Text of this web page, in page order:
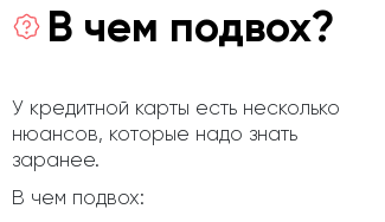
В чем подвох?
У кредитной карты есть несколько
нюансов, которые надо знать
заранее.
В чем подвох: